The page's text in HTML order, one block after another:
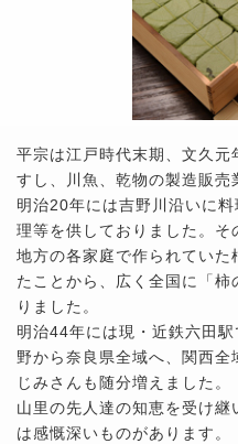
平宗は江戸時代末期、文久元
すし、川魚、乾物の製造販売
明治20年には吉野川沿いに
理等を供しておりました。
地方の各家庭で作られていた
たことから、広く全国に「
りました。
明治44年には現・近鉄六田
野から奈良県全域へ、関西
じみさんも随分増えました。
山里の先人達の知恵を受け
は感慨深いものがあります。